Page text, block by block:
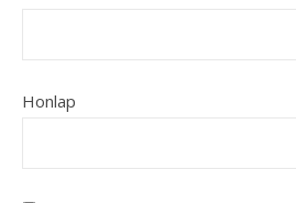
Honlap